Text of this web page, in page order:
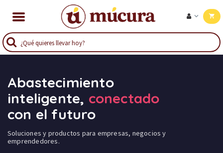
Abastecimiento
inteligente, conectado
con el futuro
Soluciones y productos para empresas, negocios y
emprendedores.